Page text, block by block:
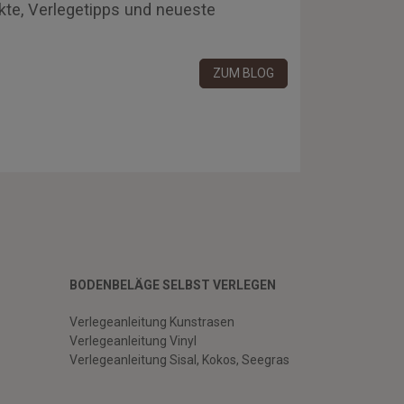
Verlegetipps und neueste
ZUM BLOG
BODENBELÄGE SELBST VERLEGEN
Verlegeanleitung Kunstrasen
Verlegeanleitung Vinyl
Verlegeanleitung Sisal, Kokos, Seegras